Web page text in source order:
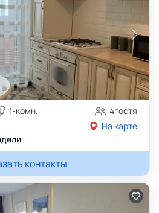
1-комн. 4гостя
На карте
контакты